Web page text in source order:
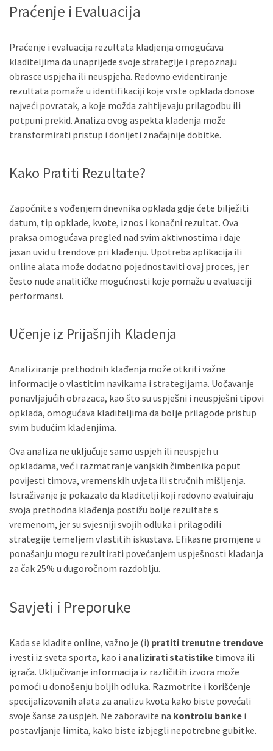
Praćenje i Evaluacija
Praćenje i evaluacija rezultata kladjenja omogućava
kladiteljima da unaprijede svoje strategije i prepoznaju
obrasce uspjeha ili neuspjeha. Redovno evidentiranje
rezultata pomaže u identifikaciji koje vrste opklada donose
najveći povratak, a koje možda zahtijevaju prilagodbu ili
potpuni prekid. Analiza ovog aspekta klađenja može
transformirati pristup i donijeti značajnije dobitke.
Kako Pratiti Rezultate?
Započnite s vođenjem dnevnika opklada gdje ćete bilježiti
datum, tip opklade, kvote, iznos i konačni rezultat. Ova
praksa omogućava pregled nad svim aktivnostima i daje
jasan uvid u trendove pri klađenju. Upotreba aplikacija ili
online alata može dodatno pojednostaviti ovaj proces, jer
često nude analitičke mogućnosti koje pomažu u evaluaciji
performansi.
Učenje iz Prijašnjih Kladenja
Analiziranje prethodnih klađenja može otkriti važne
informacije o vlastitim navikama i strategijama. Uočavanje
ponavljajućih obrazaca, kao što su uspješni i neuspješni tipovi
opklada, omogućava kladiteljima da bolje prilagode pristup
svim budućim klađenjima.
Ova analiza ne uključuje samo uspjeh ili neuspjeh u
opkladama, već i razmatranje vanjskih čimbenika poput
povijesti timova, vremenskih uvjeta ili stručnih mišljenja.
Istraživanje je pokazalo da kladitelji koji redovno evaluiraju
svoja prethodna klađenja postižu bolje rezultate s
vremenom, jer su svjesniji svojih odluka i prilagodili
strategije temeljem vlastitih iskustava. Efikasne promjene u
ponašanju mogu rezultirati povećanjem uspješnosti kladanja
za čak 25% u dugoročnom razdoblju.
Savjeti i Preporuke
Kada se kladite online, važno je (i) pratiti trenutne trendove
i vesti iz sveta sporta, kao i analizirati statistike timova ili
igrača. Uključivanje informacija iz različitih izvora može
pomoći u donošenju boljih odluka. Razmotrite i korišćenje
specijalizovanih alata za analizu kvota kako biste povećali
svoje šanse za uspjeh. Ne zaboravite na kontrolu banke i
postavljanje limita, kako biste izbjegli nepotrebne gubitke.